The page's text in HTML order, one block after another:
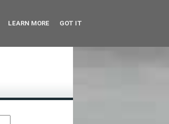
LEARN MORE GOT IT